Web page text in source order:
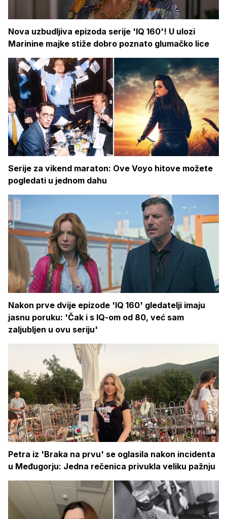
Nova uzbudljiva epizoda serije 'IQ 160'! U ulozi
Marinine majke stiže dobro poznato glumačko lice
Serije za vikend maraton: Ove Voyo hitove možete
pogledati u jednom dahu
Nakon prve dvije epizode 'IQ 160' gledatelji imaju
jasnu poruku: 'Čak i s IQ-om od 80, već sam
zaljubljen u ovu seriju'
Petra iz 'Braka na prvu' se oglasila nakon incidenta
u Međugorju: Jedna rečenica privukla veliku pažnju